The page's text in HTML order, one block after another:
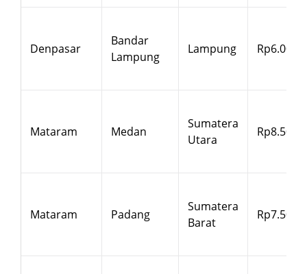
Denpasar
Bandar
Lampung
Lampung Rp6.000
Mataram Medan
Sumatera
Utara
Rp8.500
Mataram Padang
Sumatera
Barat
Rp7.500